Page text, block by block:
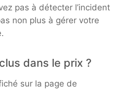
pas à détecter l’incident
non plus à gérer votre
dans le prix ?
sur la page de